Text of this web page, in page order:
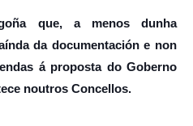
que, a menos dunha
da documentación e non
á proposta do Goberno
noutros Concellos.